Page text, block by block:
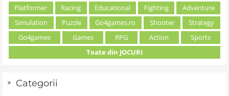
Platformer Racing Educational Fighting
Adventure
Simulation
Puzzle Go4games.ro Shooter
Strategy
Go4games
Games RPG Action
Sports
Toate din JOCURI
Categorii